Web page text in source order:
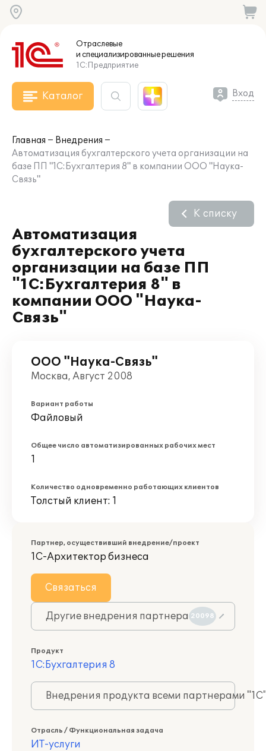
Отраслевые
и специализированныерешения
1С:Предприятие
Каталог Вход
Главная
Внедрения
Автоматизация бухгалтерского учета организации на
базе ПП "1С:Бухгалтерия 8" в компании ООО "Наука-
Связь"
Автоматизация
бухгалтерского учета
организации на базе ПП
"1С:Бухгалтерия 8" в
компании ООО "Наука-
Связь"
К списку
ООО "Наука-Связь"
Москва, Август 2008
Вариант работы
Файловый
Общее число автоматизированных рабочих мест
1
Количество одновременно работающих клиентов
Толстый клиент: 1
Партнер, осуществивший внедрение/проект
1С-Архитектор бизнеса
Связаться
Другие внедрения партнера 20098
Продукт
1С:Бухгалтерия 8
Внедрения продукта всеми партнерами
Отрасль / Функциональная задача
ИТ-услуги